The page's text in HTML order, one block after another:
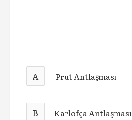
A Prut Antlaşması
B Karlofça Antlaşması